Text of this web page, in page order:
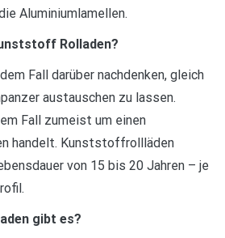
Aluminiumlamellen.
Rolladen?
Fall darüber nachdenken, gleich
austauschen zu lassen.
Fall zumeist um einen
handelt. Kunststoffrollläden
von 15 bis 20 Jahren – je
gibt es?